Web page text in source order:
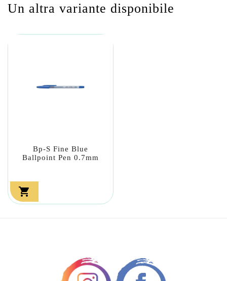
Un altra variante disponibile
Bp-S Fine Blue
Ballpoint Pen 0.7mm
